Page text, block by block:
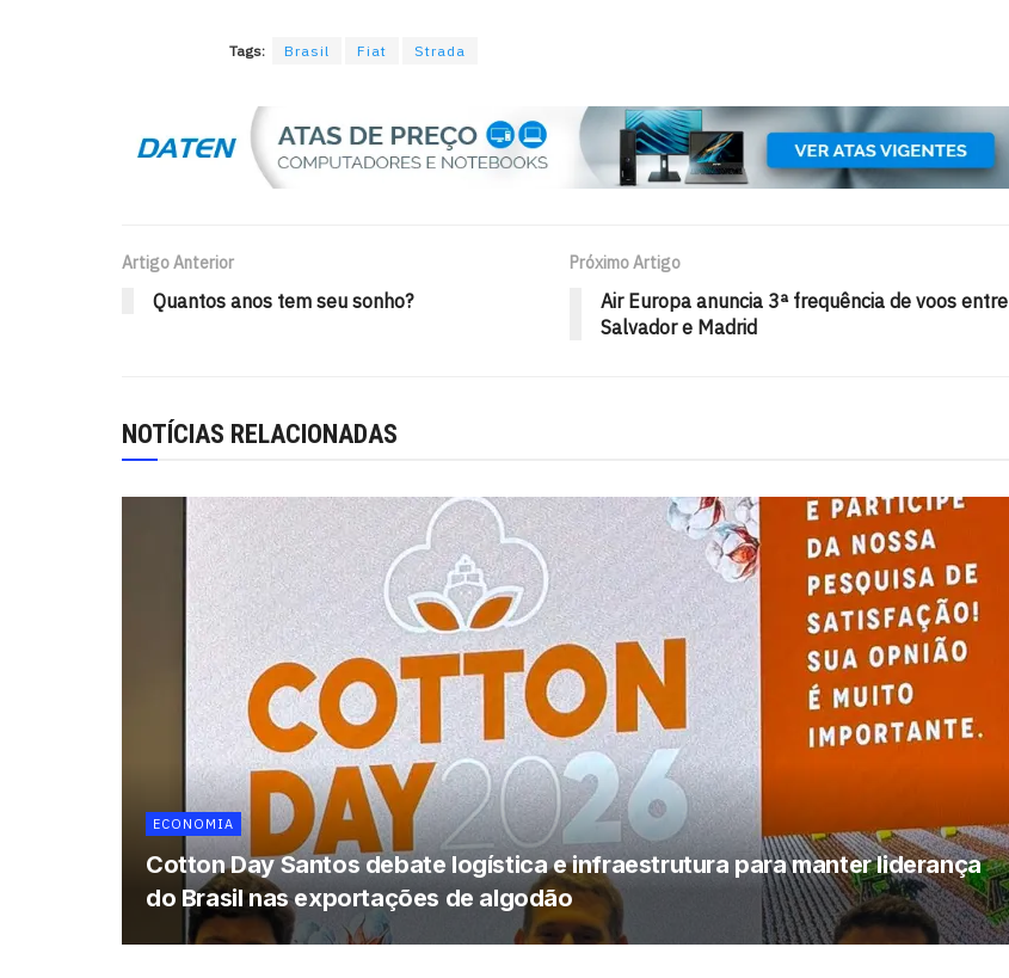
Tags: Brasil Fiat Strada
Artigo Anterior
Quantos anos tem seu sonho?
Próximo Artigo
Air Europa anuncia 3ª frequência de voos entre
Salvador e Madrid
NOTÍCIAS RELACIONADAS
ECONOMIA
Cotton Day Santos debate logística e infraestrutura para manter liderança
do Brasil nas exportações de algodão